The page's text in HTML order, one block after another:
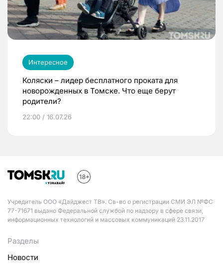
Интересное
Коляски – лидер бесплатного проката для
новорожденных в Томске. Что еще берут
родители?
22:00 / 16.07.26
Учредитель ООО «Дайджест ТВ». Св-во о регистрации СМИ ЭЛ №ФС
77-71671 выдано Федеральной службой по надзору в сфере связи,
информационных технологий и массовых коммуникаций 23.11.2017
Разделы
Новости